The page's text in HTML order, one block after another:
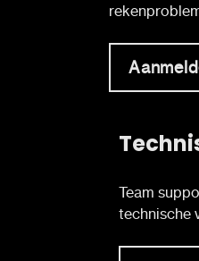
Team
technische